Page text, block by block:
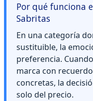
Por qué funciona
Sabritas
En una categoría
sustituible, la
preferencia.
marca con
concretas, la
solo del precio.